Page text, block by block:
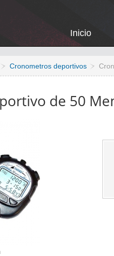
Inicio
Cronometros deportivos
de 50